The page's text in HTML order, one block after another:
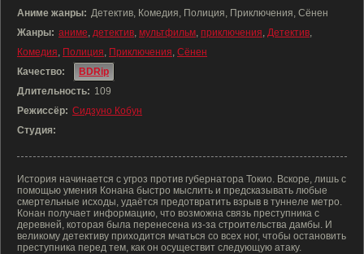
Аниме жанры: Детектив, Комедия, Полиция, Приключения, Сёнен
Жанры: аниме, детектив, мультфильм, приключения, Детектив,
Комедия, Полиция, Приключения, Сёнен
Качество:
BDRip
Длительность: 109
Режиссёр: Сидзуно Кобун
Студия:
История начинается с угроз против губернатора Токио. Вскоре, лишь с
помощью умения Конана быстро мыслить и предсказывать любые
смертельные исходы, удаётся предотвратить взрыв в туннеле метро.
Конан получает информацию, что возможна связь преступника с
деревней, которая была перенесена из-за строительства дамбы. И
великому детективу приходится мчаться со всех ног, чтобы остановить
преступника перед тем, как он осуществит следующую атаку.